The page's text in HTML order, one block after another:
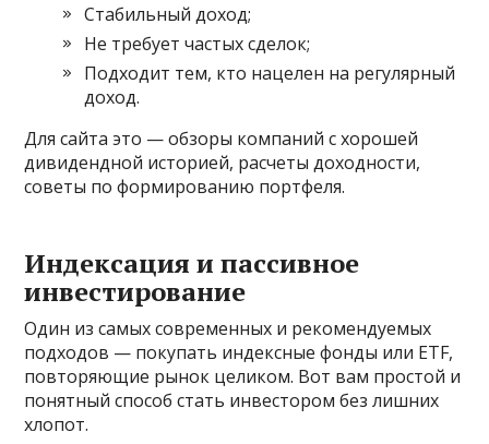
Стабильный доход;
Не требует частых сделок;
Подходит тем, кто нацелен на регулярный
доход.
Для сайта это — обзоры компаний с хорошей
дивидендной историей, расчеты доходности,
советы по формированию портфеля.
Индексация и пассивное
инвестирование
Один из самых современных и рекомендуемых
подходов — покупать индексные фонды или ETF,
повторяющие рынок целиком. Вот вам простой и
понятный способ стать инвестором без лишних
хлопот.